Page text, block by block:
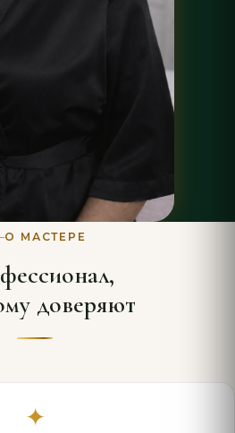
О МАСТЕРЕ
доверяют
✦